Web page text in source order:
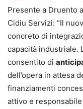
Presente a Druento
Cidiu Servizi: “Il
concreto di
capacità industriale.
consentito di
dell’opera in attesa
finanziamenti
attivo e